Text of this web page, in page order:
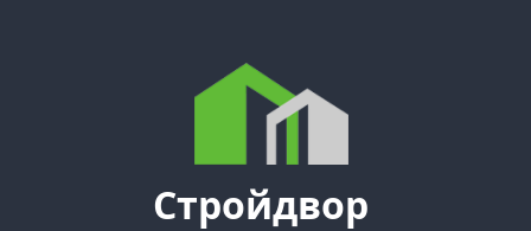
Стройдвор